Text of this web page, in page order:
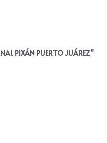
PIXÁN PUERTO JUÁREZ”